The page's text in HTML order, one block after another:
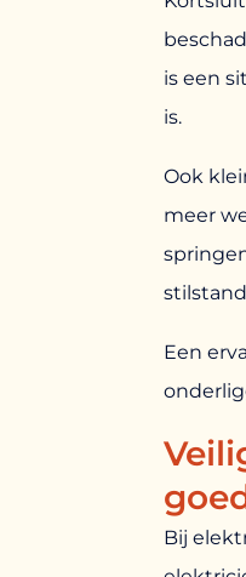
is een
is.
Ook
meer
Een
Bij